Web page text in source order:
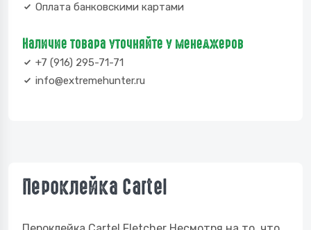
Оплата банковскими картами
Наличие товара уточняйте у менеджеров
+7 (916) 295-71-71
info@extremehunter.ru
Пероклейка Cartel